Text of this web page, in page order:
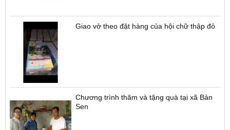
Giao vở theo đặt hàng của hội chữ thập đỏ
Chương trình thăm và tặng quà tại xã Bản
Sen